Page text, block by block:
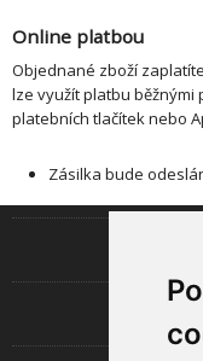
Online platbou
Objednané zboží
lze využít platbu
platebních tlačítek nebo
Zásilka bude